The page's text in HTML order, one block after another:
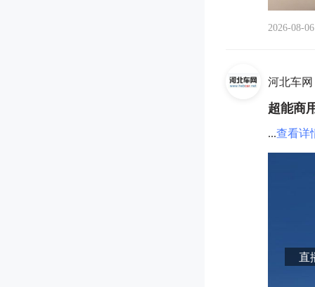
2026-08-06
河北车网
超能商
...查看详
直